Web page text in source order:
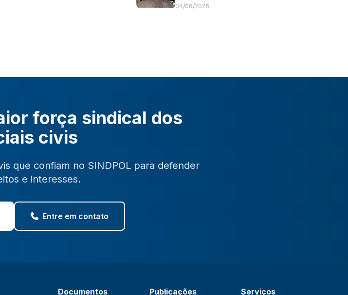
04/08/2026
força sindical dos
civis
que confiam no SINDPOL para defender
e interesses.
Entre em contato
Documentos Publicações Serviços